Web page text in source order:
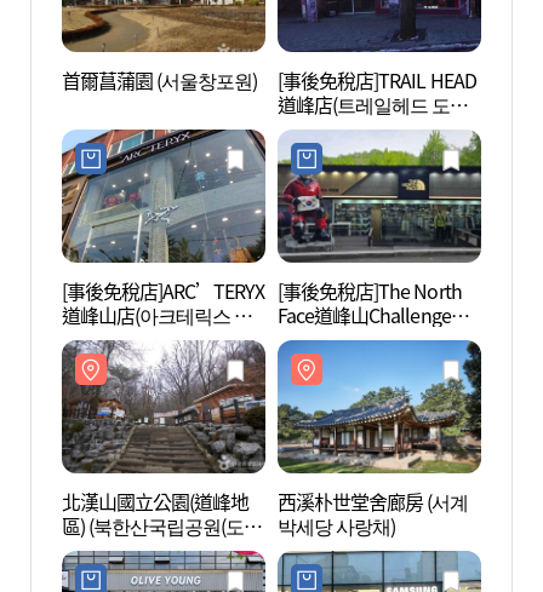
首爾菖蒲園 (서울창포원)
[事後免稅店]TRAIL HEAD
道峰店(트레일헤드 도봉
점)
[事後免稅店]ARC’TERYX
道峰山店(아크테릭스 도
봉산점)
[事後免稅店]The North
Face道峰山Challenge店
(노스페이스 도봉산 챌린
지점)
北漢山國立公園(道峰地
區) (북한산국립공원(도봉
지구))
西溪朴世堂舍廊房 (서계
박세당 사랑채)